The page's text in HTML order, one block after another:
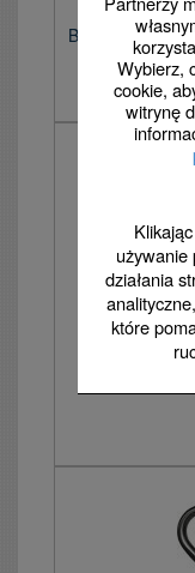
Wybierz,
cookie,
witrynę
używanie
działania
które
Blokada